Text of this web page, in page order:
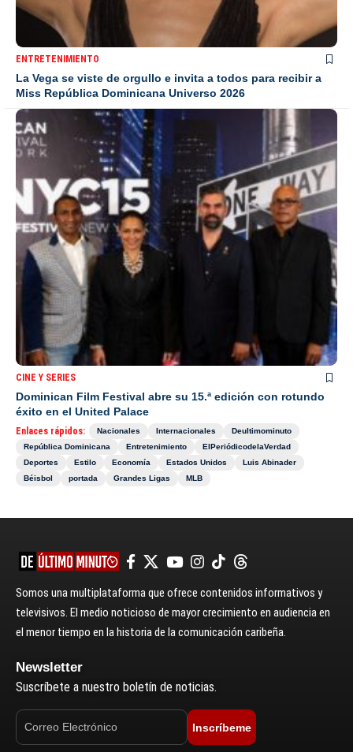
ENTRETENIMIENTO
La Vega se viste de orgullo e invita a todos para recibir a
Miss República Dominicana Universo 2026
CINE Y SERIES
Dominican Film Festival abre su 15.ª edición con rotundo
éxito en el United Palace
Enlaces rápidos: Nacionales Internacionales
Deultimominuto
República Dominicana
Entretenimiento
ElPeriódicodelaVerdad
Deportes
Estilo Economía Estados Unidos
Luis Abinader
Béisbol
portada Grandes Ligas MLB
Somos una multiplataforma que ofrece contenidos informativos y
televisivos. El medio noticioso de mayor crecimiento en audiencia en
el menor tiempo en la historia de la comunicación caribeña.
Newsletter
Suscríbete a nuestro boletín de noticias.
Inscríbeme